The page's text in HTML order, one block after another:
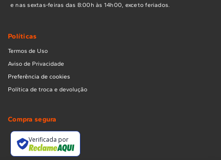
e nas sextas-feiras das 8:00h às 14h00, exceto feriados.
Políticas
Termos de Uso
Aviso de Privacidade
Preferência de cookies
Política de troca e devolução
Compra segura
Verificada por